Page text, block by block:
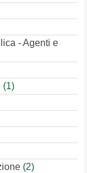
- Agenti e
(1)
(2)